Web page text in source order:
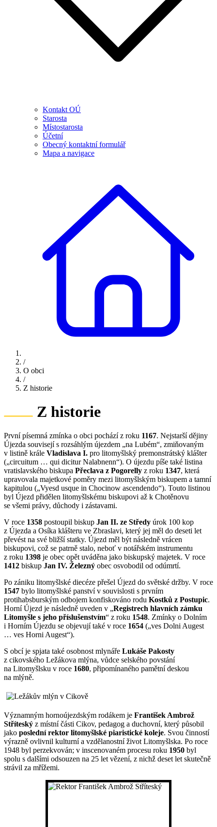
Kontakt OÚ
Starosta
Místostarosta
Účetní
Obecný kontaktní formulář
Mapa a navigace
/
O obci
/
Z historie
Z historie
První písemná zmínka o obci pochází z roku 1167. Nejstarší dějiny
Újezda souvisejí s rozsáhlým újezdem „na Lubém“, zmiňovaným
v listině krále Vladislava I. pro litomyšlský premonstrátský klášter
(„circuitum … qui dicitur Nalabnenn“). O újezdu píše také listina
vratislavského biskupa Přeclava z Pogorelly z roku 1347, která
upravovala majetkové poměry mezi litomyšlským biskupem a tamní
kapitulou („Vyesd usque in Chocinow ascendendo“). Touto listinou
byl Újezd přidělen litomyšlskému biskupovi až k Chotěnovu
se všemi právy, důchody i zástavami.
V roce 1358 postoupil biskup Jan II. ze Středy úrok 100 kop
z Újezda a Osíka klášteru ve Zbraslavi, který jej měl do deseti let
převést na své bližší statky. Újezd měl být následně vrácen
biskupovi, což se patrně stalo, neboť v notářském instrumentu
z roku 1398 je obec opět uváděna jako biskupský majetek. V roce
1412 biskup Jan IV. Železný obec osvobodil od odúmrtí.
Po zániku litomyšlské diecéze přešel Újezd do světské držby. V roce
1547 bylo litomyšlské panství v souvislosti s prvním
protihabsburským odbojem konfiskováno rodu Kostků z Postupic.
Horní Újezd je následně uveden v „Registrech hlavních zámku
Litomyšle s jeho příslušenstvím“ z roku 1548. Zmínky o Dolním
i Horním Újezdu se objevují také v roce 1654 („ves Dolni Augest
… ves Horni Augest“).
S obcí je spjata také osobnost mlynáře Lukáše Pakosty
z cikovského Ležákova mlýna, vůdce selského povstání
na Litomyšlsku v roce 1680, připomínaného pamětní deskou
na mlýně.
Významným hornoújezdským rodákem je František Ambrož
Stříteský z místní části Cikov, pedagog a duchovní, který působil
jako poslední rektor litomyšlské piaristické koleje. Svou činností
výrazně ovlivnil kulturní a vzdělanostní život Litomyšlska. Po roce
1948 byl perzekvován; v inscenovaném procesu roku 1950 byl
spolu s dalšími odsouzen na 25 let vězení, z nichž deset let skutečně
strávil za mřížemi.